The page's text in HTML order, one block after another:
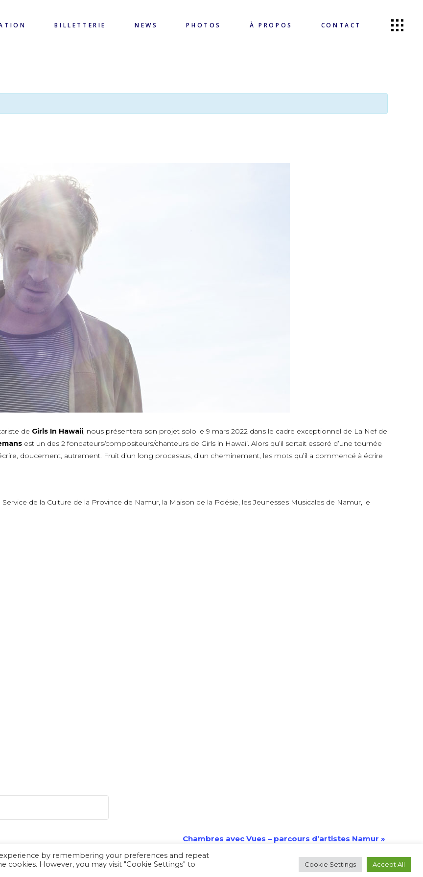
BILLETTERIE NEWS PHOTOS À PROPOS CONTACT
de Girls In Hawaii , nous présentera son projet solo le 9 mars 2022 dans le cadre exceptionnel de La Nef de
est un des 2 fondateurs/compositeurs/chanteurs de Girls in Hawaii. Alors qu’il sortait essoré d’une tournée
doucement, autrement. Fruit d’un long processus, d’un cheminement, les mots qu’il a commencé à écrire
de la Culture de la Province de Namur, la Maison de la Poésie, les Jeunesses Musicales de Namur, le
Chambres avec Vues – parcours d’artistes Namur »
by remembering your preferences and repeat
cookies. However, you may visit "Cookie Settings" to
Cookie Settings Accept All